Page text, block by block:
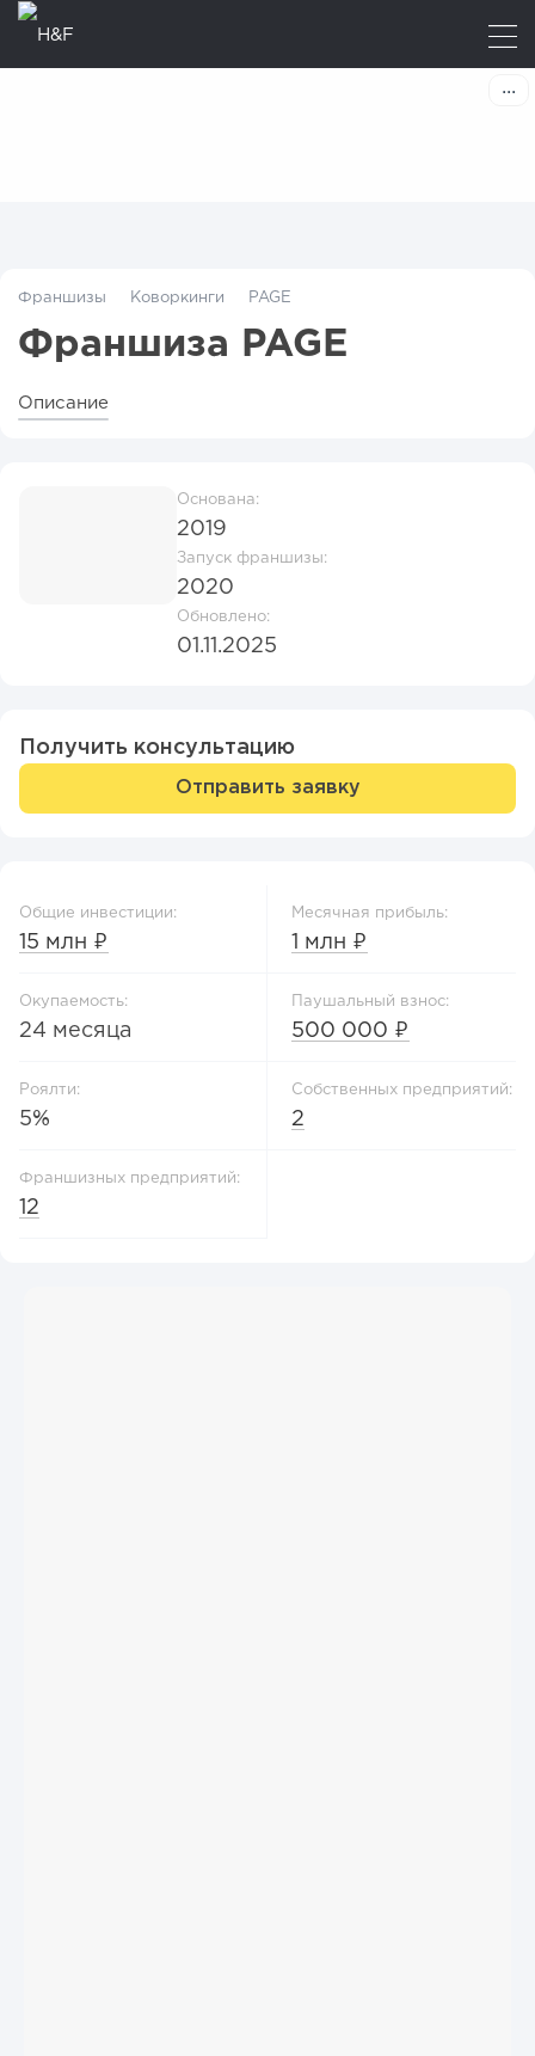
Франшизы Коворкинги PAGE
Франшиза PAGE
Описание
Основана:
2019
Запуск франшизы:
2020
Обновлено:
01.11.2025
Получить консультацию
Отправить заявку
Общие инвестиции:
15 млн ₽
Месячная прибыль:
1 млн ₽
Окупаемость:
24 месяца
Паушальный взнос:
500 000 ₽
Роялти:
5%
Собственных предприятий:
2
Франшизных предприятий:
12